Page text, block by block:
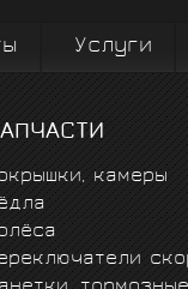
Услуги
камеры